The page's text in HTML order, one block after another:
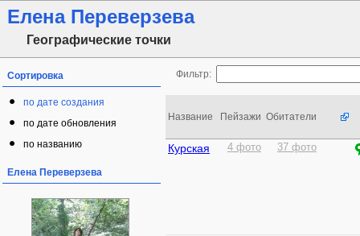
Елена Переверзева
Географические точки
Сортировка
по дате создания
по дате обновления
по названию
Елена Переверзева
Фильтр:
Название Пейзажи Обитатели
Курская 4 фото 37 фото